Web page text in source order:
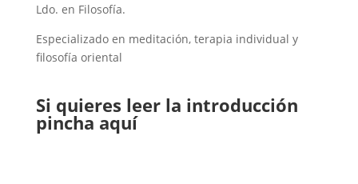
Ldo. en Filosofía.
Especializado en meditación, terapia individual y
filosofía oriental
Si quieres leer la introducción
pincha aquí